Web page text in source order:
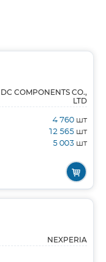
DC COMPONENTS CO.,
LTD
4 760 шт
12 565 шт
5 003 шт
NEXPERIA